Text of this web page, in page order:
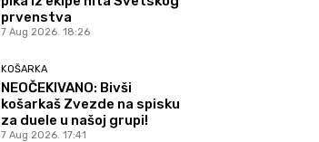
prvenstva
7 Aug 2026. 18:26
KOŠARKA
NEOČEKIVANO: Bivši
košarkaš Zvezde na spisku
za duele u našoj grupi!
7 Aug 2026. 17:41